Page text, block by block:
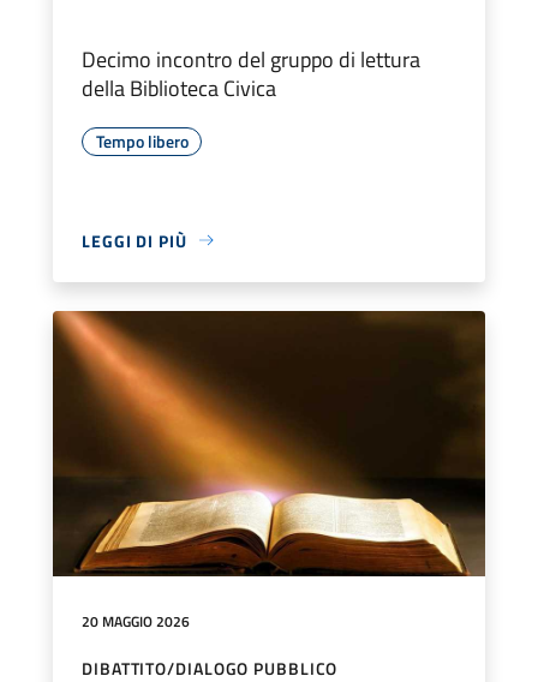
Decimo incontro del gruppo di lettura
della Biblioteca Civica
Tempo libero
LEGGI DI PIÙ
20 MAGGIO 2026
DIBATTITO/DIALOGO PUBBLICO